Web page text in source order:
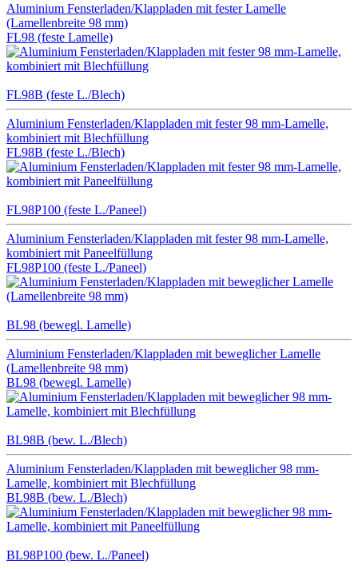
Aluminium Fensterladen/Klappladen mit fester Lamelle
(Lamellenbreite 98 mm)
FL98 (feste Lamelle)
FL98B (feste L./Blech)
Aluminium Fensterladen/Klappladen mit fester 98 mm-Lamelle,
kombiniert mit Blechfüllung
FL98B (feste L./Blech)
FL98P100 (feste L./Paneel)
Aluminium Fensterladen/Klappladen mit fester 98 mm-Lamelle,
kombiniert mit Paneelfüllung
FL98P100 (feste L./Paneel)
BL98 (bewegl. Lamelle)
Aluminium Fensterladen/Klappladen mit beweglicher Lamelle
(Lamellenbreite 98 mm)
BL98 (bewegl. Lamelle)
BL98B (bew. L./Blech)
Aluminium Fensterladen/Klappladen mit beweglicher 98 mm-
Lamelle, kombiniert mit Blechfüllung
BL98B (bew. L./Blech)
BL98P100 (bew. L./Paneel)